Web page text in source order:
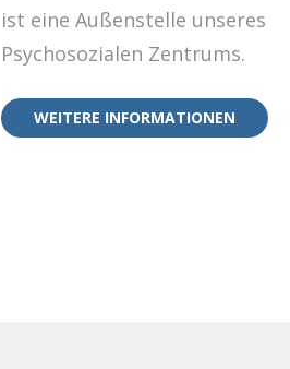
ist eine Außenstelle unseres
Psychosozialen Zentrums.
WEITERE INFORMATIONEN